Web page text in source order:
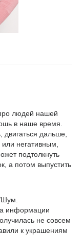
людей нашей
в наше время.
двигаться дальше,
или негативным,
подтолкнуть
а потом выпустить
Шум.
информации
не совсем
к украшениям